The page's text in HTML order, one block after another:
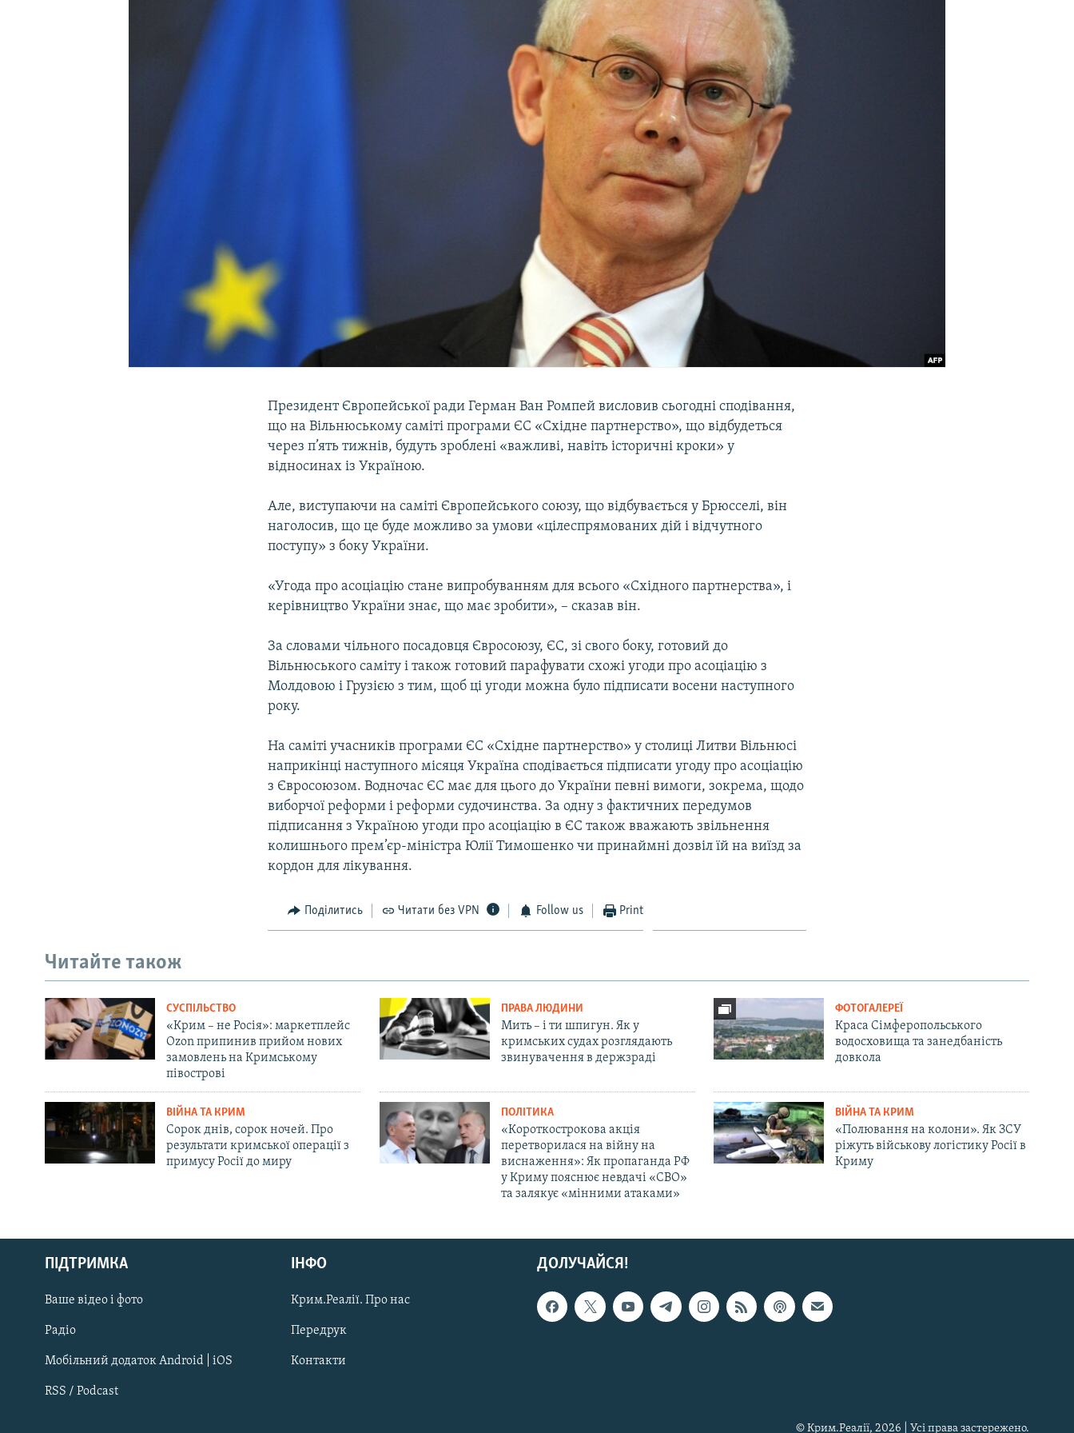
Русский
Qırımtatar
ДОЛУЧАЙСЯ!
Президент Європейської ради Герман Ван Ромпей висловив сьогодні сподівання,
що на Вільнюському саміті програми ЄС «Східне партнерство», що відбудеться
через п’ять тижнів, будуть зроблені «важливі, навіть історичні кроки» у
відносинах із Україною.
Але, виступаючи на саміті Європейського союзу, що відбувається у Брюсселі, він
наголосив, що це буде можливо за умови «цілеспрямованих дій і відчутного
поступу» з боку України.
«Угода про асоціацію стане випробуванням для всього «Східного партнерства», і
керівництво України знає, що має зробити», – сказав він.
За словами чільного посадовця Євросоюзу, ЄС, зі свого боку, готовий до
Вільнюського саміту і також готовий парафувати схожі угоди про асоціацію з
Молдовою і Грузією з тим, щоб ці угоди можна було підписати восени наступного
року.
На саміті учасників програми ЄС «Східне партнерство» у столиці Литви Вільнюсі
наприкінці наступного місяця Україна сподівається підписати угоду про асоціацію
з Євросоюзом. Водночас ЄС має для цього до України певні вимоги, зокрема, щодо
виборчої реформи і реформи судочинства. За одну з фактичних передумов
підписання з Україною угоди про асоціацію в ЄС також вважають звільнення
колишнього прем’єр-міністра Юлії Тимошенко чи принаймні дозвіл їй на виїзд за
кордон для лікування.
Поділитись Читати без VPN Follow us Print
Читайте також
СУСПІЛЬСТВО
«Крим – не Росія»: маркетплейс
Ozon припинив прийом нових
замовлень на Кримському
півострові
ПРАВА ЛЮДИНИ
Мить – і ти шпигун. Як у
кримських судах розглядають
звинувачення в держзраді
ФОТОГАЛЕРЕЇ
Краса Сімферопольського
водосховища та занедбаність
довкола
ВІЙНА ТА КРИМ
Сорок днів, сорок ночей. Про
результати кримської операції з
примусу Росії до миру
ПОЛІТИКА
«Короткострокова акція
перетворилася на війну на
виснаження»: Як пропаганда РФ
у Криму пояснює невдачі «СВО»
та залякує «мінними атаками»
ВІЙНА ТА КРИМ
«Полювання на колони». Як ЗСУ
ріжуть військову логістику Росії в
Криму
ДОЛУЧАЙСЯ!
ПІДТРИМКА
Ваше відео і фото
Радіо
Мобільний додаток Android | iOS
RSS / Podcast
ІНФО
Крим.Реалії. Про нас
Передрук
Контакти
© Крим.Реалії, 2026 | Усі права застережено.